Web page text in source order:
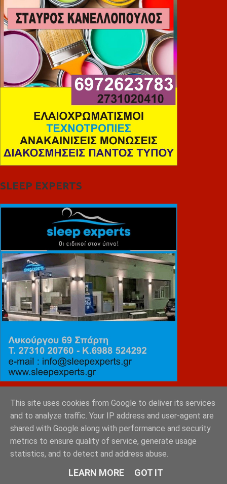
SLEEP EXPERTS
ΕΜΙΛΥ ΚΑΡΥΓΙΑΝΝΗ
This site uses cookies from Google to deliver its services
and to analyze traffic. Your IP address and user-agent are
shared with Google along with performance and security
metrics to ensure quality of service, generate usage
statistics, and to detect and address abuse.
LEARN MORE GOT IT